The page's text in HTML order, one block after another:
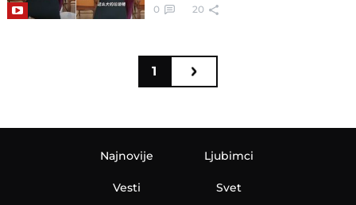
0 20
1
Najnovije
Vesti
Ljubimci
Svet